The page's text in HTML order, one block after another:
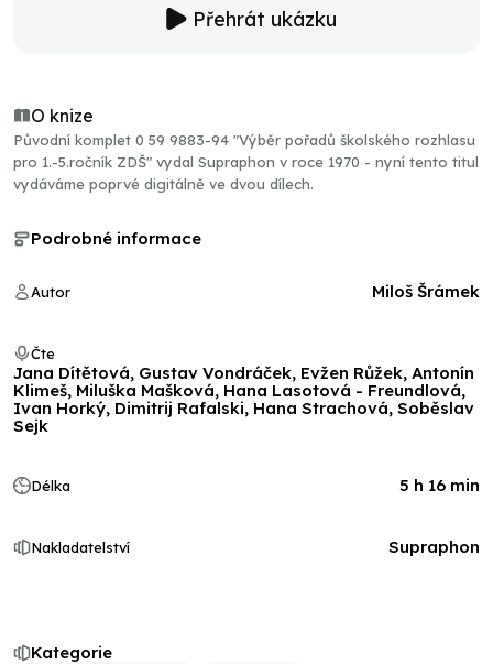
Přehrát ukázku
O knize
Původní komplet 0 59 9883-94 "Výběr pořadů školského rozhlasu
pro 1.-5.ročník ZDŠ" vydal Supraphon v roce 1970 - nyní tento titul
vydáváme poprvé digitálně ve dvou dílech.
Kategorie
Podrobné informace
Autor Miloš Šrámek
Čte
Jana Dítětová, Gustav Vondráček, Evžen Růžek, Antonín
Klimeš, Miluška Mašková, Hana Lasotová - Freundlová,
Ivan Horký, Dimitrij Rafalski, Hana Strachová, Soběslav
Sejk
Délka 5 h 16 min
Nakladatelství Supraphon